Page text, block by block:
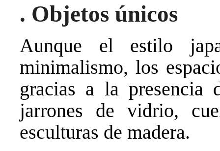
. Objetos únicos
Aunque el estilo
minimalismo, los
gracias a la presencia
jarrones de vidrio,
esculturas de madera.